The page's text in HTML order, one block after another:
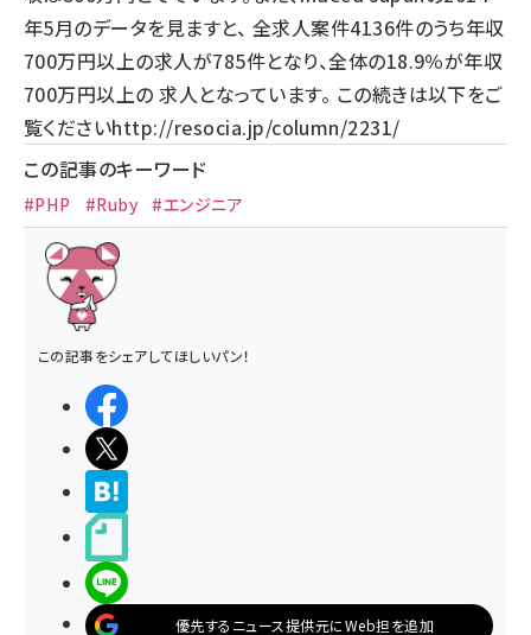
年5月のデータを見ますと、 全求人案件4136件のうち年収
700万円以上の求人が785件となり、全体の18.9％が年収
700万円以上の 求人となっています。 この続きは以下をご
覧くださいhttp://resocia.jp/column/2231/
この記事のキーワード
#PHP #Ruby #エンジニア
この記事をシェアしてほしいパン！
優先するニュース提供元にWeb担を追加